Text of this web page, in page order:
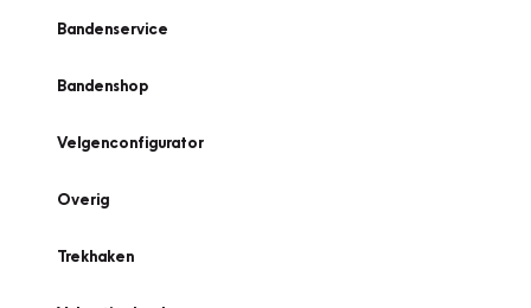
Bandenservice
Bandenshop
Velgenconfigurator
Overig
Trekhaken